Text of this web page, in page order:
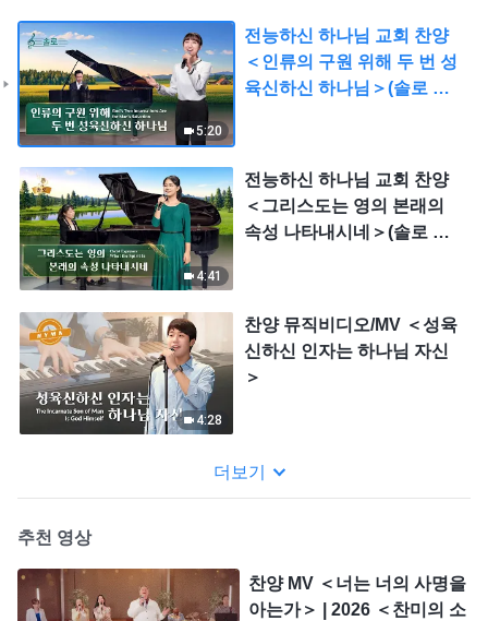
5:20
전능하신 하나님 교회 찬양
＜인류의 구원 위해 두 번 성
육신하신 하나님＞(솔로 찬
4:41
전능하신 하나님 교회 찬양
＜그리스도는 영의 본래의
속성 나타내시네＞(솔로 찬
4:28
찬양 뮤직비디오/MV ＜성육
신하신 인자는 하나님 자신
＞
더보기
추천 영상
찬양 MV ＜너는 너의 사명을
아는가＞ | 2026 ＜찬미의 소